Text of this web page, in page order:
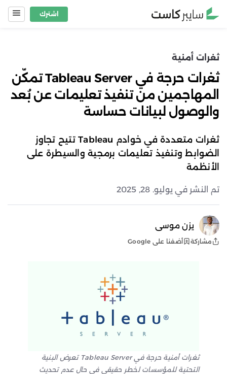
Skip
اشترك
ثغرات أمنية
ثغرات حرجة في Tableau Server تمكّن
المهاجمين من تنفيذ تعليمات عن بُعد
والوصول لبيانات حساسة
ثغرات متعددة في خوادم Tableau تتيح تجاوز
الضوابط وتنفيذ تعليمات برمجية والسيطرة على
الأنظمة
تم النشر في يوليو. 28, 2025
يزن موسى
مشاركة أضفنا على Google
ثغرات أمنية حرجة في Tableau Server تعرض البنية
التحتية للمؤسسات لخطر حقيقي في حال عدم تحديث